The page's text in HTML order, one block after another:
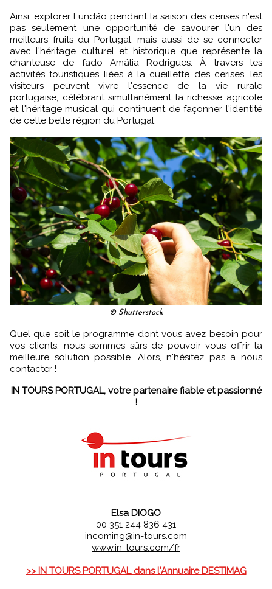
Ainsi, explorer Fundão pendant la saison des cerises n'est
pas seulement une opportunité de savourer l'un des
meilleurs fruits du Portugal, mais aussi de se connecter
avec l'héritage culturel et historique que représente la
chanteuse de fado Amália Rodrigues. À travers les
activités touristiques liées à la cueillette des cerises, les
visiteurs peuvent vivre l'essence de la vie rurale
portugaise, célébrant simultanément la richesse agricole
et l'héritage musical qui continuent de façonner l'identité
de cette belle région du Portugal.
© Shutterstock
Quel que soit le programme dont vous avez besoin pour
vos clients, nous sommes sûrs de pouvoir vous offrir la
meilleure solution possible. Alors, n'hésitez pas à nous
contacter !
!
Elsa DIOGO
00 351 244 836 431
incoming@in-tours.com
www.in-tours.com/fr
>> IN TOURS PORTUGAL dans l'Annuaire DESTIMAG